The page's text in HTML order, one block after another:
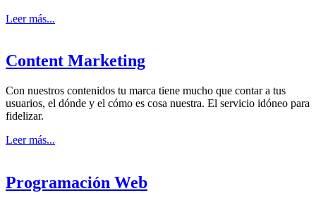
Leer más...
Content Marketing
Con nuestros contenidos tu marca tiene mucho que contar a tus
usuarios, el dónde y el cómo es cosa nuestra. El servicio idóneo para
fidelizar.
Leer más...
Programación Web